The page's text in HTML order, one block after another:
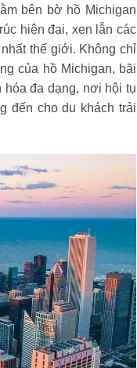
bên bờ hồ Michigan
hiện đại, xen lẫn các
thế giới. Không chỉ
của hồ Michigan, bãi
hóa đa dạng, nơi hội tụ
đến cho du khách trải